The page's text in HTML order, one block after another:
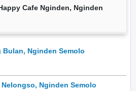
Cafe Nginden, Nginden
Bulan, Nginden Semolo
Nelongso, Nginden Semolo